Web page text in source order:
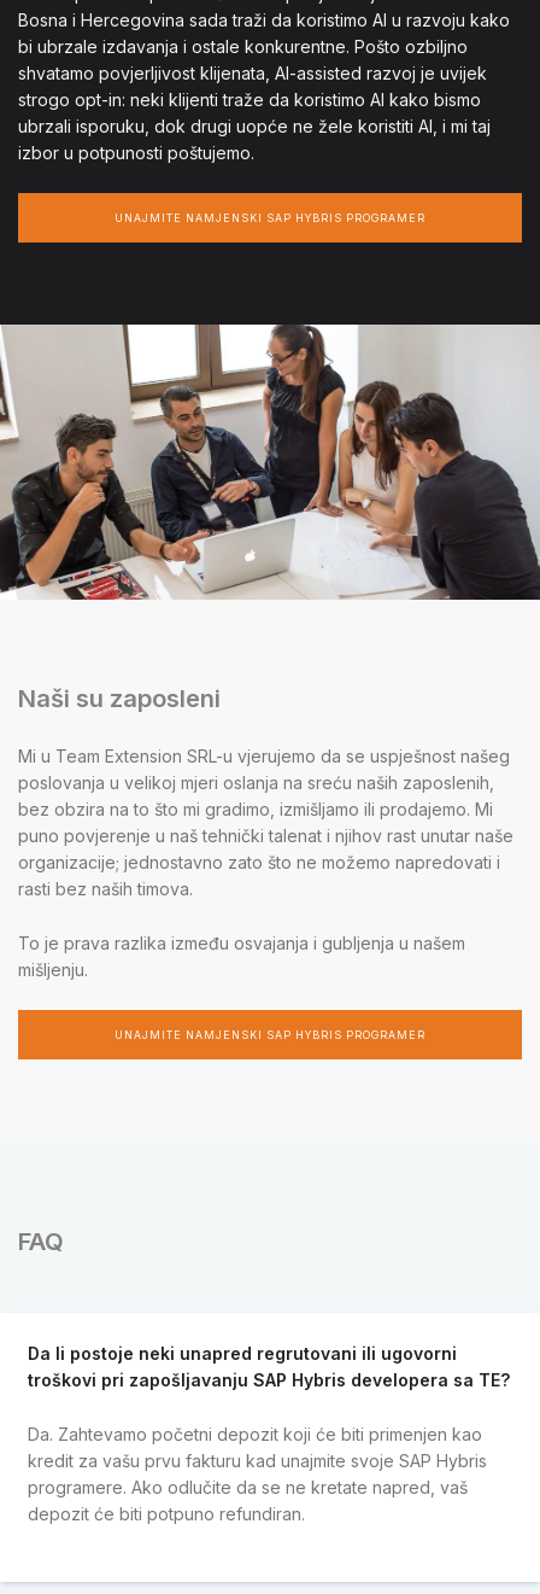
Bosna i Hercegovina sada traži da koristimo AI u razvoju kako
bi ubrzale izdavanja i ostale konkurentne. Pošto ozbiljno
shvatamo povjerljivost klijenata, AI-assisted razvoj je uvijek
strogo opt-in: neki klijenti traže da koristimo AI kako bismo
ubrzali isporuku, dok drugi uopće ne žele koristiti AI, i mi taj
izbor u potpunosti poštujemo.
UNAJMITE NAMJENSKI SAP HYBRIS PROGRAMER
Naši su zaposleni
Mi u Team Extension SRL-u vjerujemo da se uspješnost našeg
poslovanja u velikoj mjeri oslanja na sreću naših zaposlenih,
bez obzira na to što mi gradimo, izmišljamo ili prodajemo. Mi
puno povjerenje u naš tehnički talenat i njihov rast unutar naše
organizacije; jednostavno zato što ne možemo napredovati i
rasti bez naših timova.
To je prava razlika između osvajanja i gubljenja u našem
mišljenju.
UNAJMITE NAMJENSKI SAP HYBRIS PROGRAMER
FAQ
Da li postoje neki unapred regrutovani ili ugovorni
troškovi pri zapošljavanju SAP Hybris developera sa TE?
Da. Zahtevamo početni depozit koji će biti primenjen kao
kredit za vašu prvu fakturu kad unajmite svoje SAP Hybris
programere. Ako odlučite da se ne kretate napred, vaš
depozit će biti potpuno refundiran.